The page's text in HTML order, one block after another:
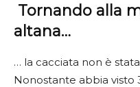
Tornando alla
altana…
… la cacciata non è
Nonostante abbia visto